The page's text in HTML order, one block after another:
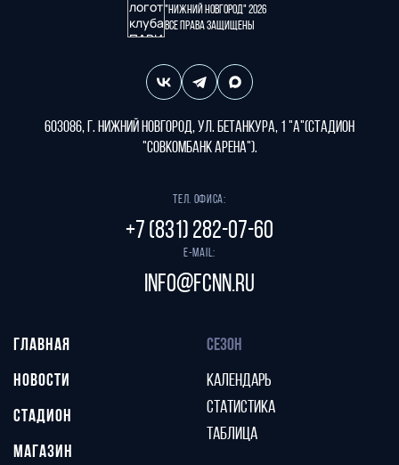
"Нижний Новгород" 2026
Все права защищены
603086, г. Нижний Новгород, ул. Бетанкура, 1 "А"(стадион
"СОВКОМБАНК АРЕНА").
Тел. офиса:
+7 (831) 282-07-60
E-mail:
info@fcnn.ru
ГЛАВНАЯ
НОВОСТИ
СТАДИОН
МАГАЗИН
СЕЗОН
КАЛЕНДАРЬ
СТАТИСТИКА
ТАБЛИЦА